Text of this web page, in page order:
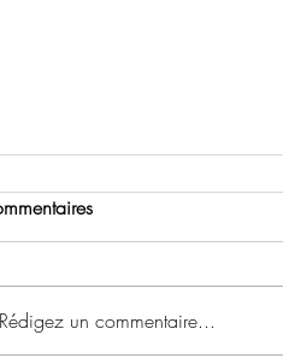
Rédigez un commentaire...